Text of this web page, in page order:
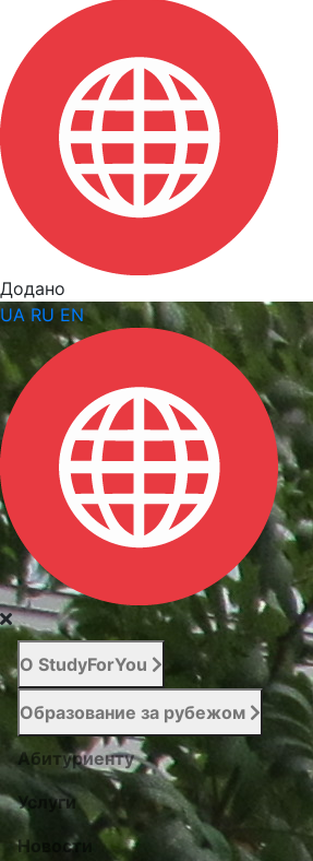
Додано
UA RU EN
О StudyForYou
Образование за рубежом
Абитуриенту
Услуги
Новости